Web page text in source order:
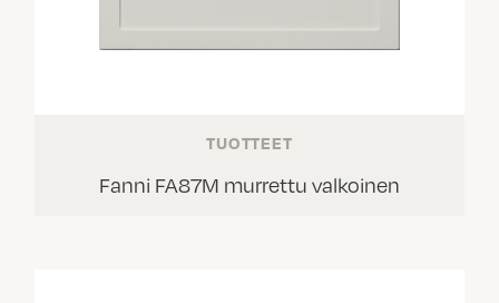
TUOTTEET
Fanni FA87M murrettu valkoinen